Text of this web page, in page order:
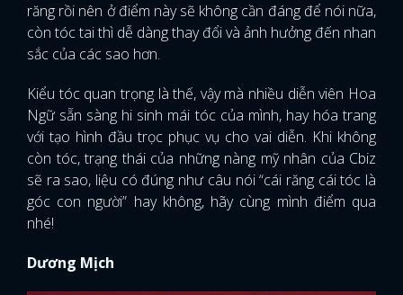
răng rồi nên ở điểm này sẽ không cần đáng để nói nữa,
còn tóc tai thì dễ dàng thay đổi và ảnh hưởng đến nhan
sắc của các sao hơn.
Kiểu tóc quan trọng là thế, vậy mà nhiều diễn viên Hoa
Ngữ sẵn sàng hi sinh mái tóc của mình, hay hóa trang
với tạo hình đầu trọc phục vụ cho vai diễn. Khi không
còn tóc, trạng thái của những nàng mỹ nhân của Cbiz
sẽ ra sao, liệu có đúng như câu nói “cái răng cái tóc là
góc con người” hay không, hãy cùng mình điểm qua
nhé!
Dương Mịch